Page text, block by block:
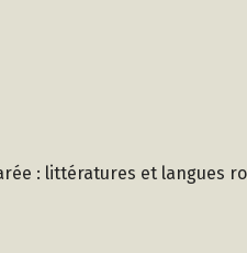
: littératures et langues